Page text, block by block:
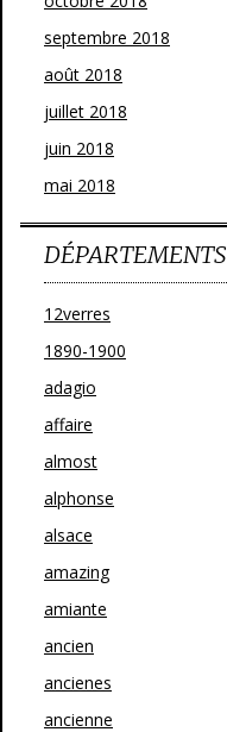
septembre 2018
août 2018
juillet 2018
juin 2018
mai 2018
DÉPARTEMENTS
12verres
1890-1900
adagio
affaire
almost
alphonse
alsace
amazing
amiante
ancien
ancienes
ancienne